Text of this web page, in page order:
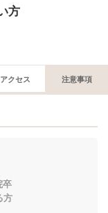
方
アクセス 注意事項